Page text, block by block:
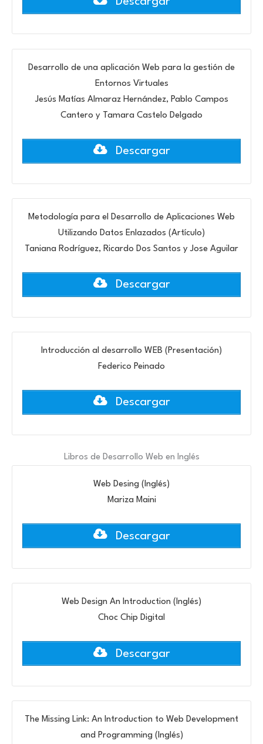
Desarrollo de una aplicación Web para la gestión de
Entornos Virtuales
Jesús Matías Almaraz Hernández, Pablo Campos
Cantero y Tamara Castelo Delgado
Descargar
Metodología para el Desarrollo de Aplicaciones Web
Utilizando Datos Enlazados (Artículo)
Taniana Rodríguez, Ricardo Dos Santos y Jose Aguilar
Descargar
Introducción al desarrollo WEB (Presentación)
Federico Peinado
Descargar
Libros de Desarrollo Web en Inglés
Web Desing (Inglés)
Mariza Maini
Descargar
Web Design An Introduction (Inglés)
Choc Chip Digital
Descargar
The Missing Link: An Introduction to Web Development
and Programming (Inglés)